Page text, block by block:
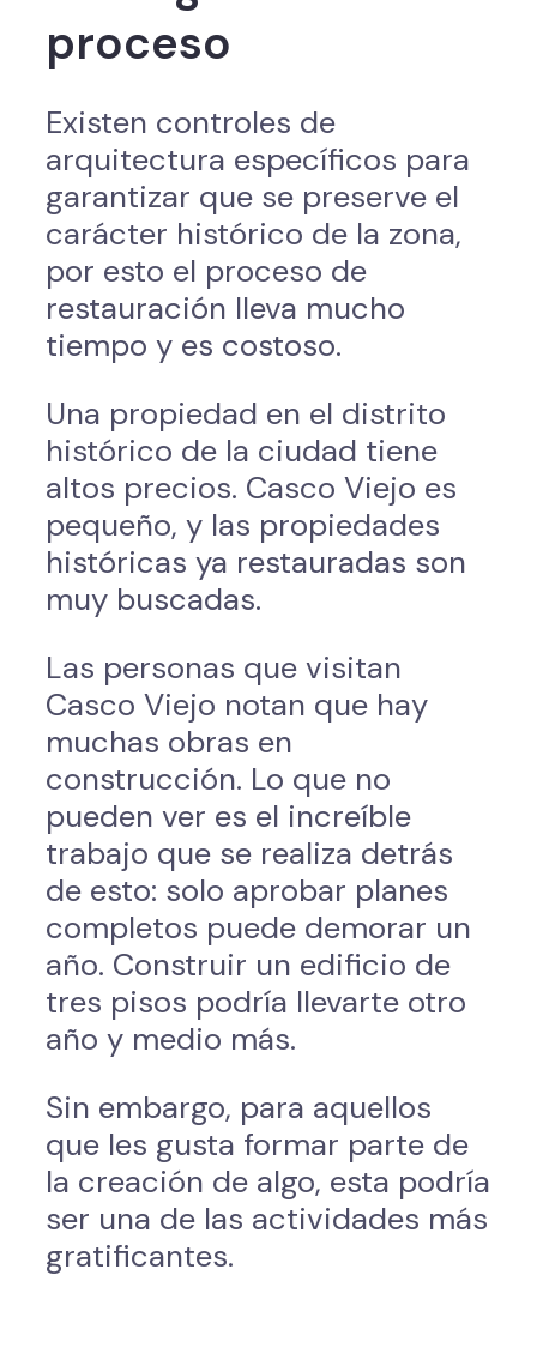
proceso
Existen controles de
arquitectura específicos para
garantizar que se preserve el
carácter histórico de la zona,
por esto el proceso de
restauración lleva mucho
tiempo y es costoso.
Una propiedad en el distrito
histórico de la ciudad tiene
altos precios. Casco Viejo es
pequeño, y las propiedades
históricas ya restauradas son
muy buscadas.
Las personas que visitan
Casco Viejo notan que hay
muchas obras en
construcción. Lo que no
pueden ver es el increíble
trabajo que se realiza detrás
de esto: solo aprobar planes
completos puede demorar un
año. Construir un edificio de
tres pisos podría llevarte otro
año y medio más.
Sin embargo, para aquellos
que les gusta formar parte de
la creación de algo, esta podría
ser una de las actividades más
gratificantes.